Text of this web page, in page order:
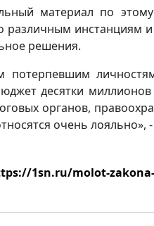
материал по
различным инстанциям и
решения.
потерпевшим
десятки
органов,
очень лояльно»,
1sn.ru/molot-